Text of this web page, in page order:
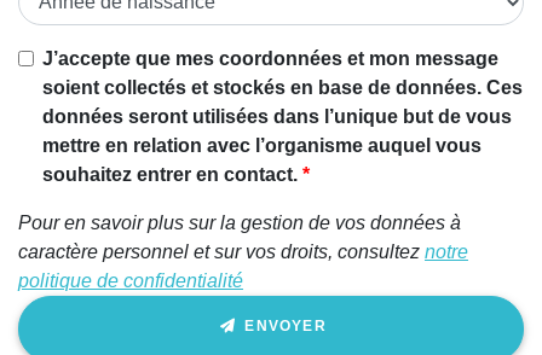
Si vous
êtes un
être
humain,
ignorez
champ
J’accepte que mes coordonnées et mon message
soient collectés et stockés en base de données. Ces
données seront utilisées dans l’unique but de vous
mettre en relation avec l’organisme auquel vous
souhaitez entrer en contact.
Pour en savoir plus sur la gestion de vos données à
caractère personnel et sur vos droits, consultez notre
politique de confidentialité
ENVOYER